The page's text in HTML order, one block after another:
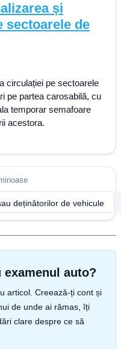
și
sectoarele de
circulației pe sectoarele
pe partea carosabilă, cu
temporar semafoare
acestora.
deținătorilor de vehicule
auto?
articol. Creează-ți cont și
de unde ai rămas, îți
clare despre ce să